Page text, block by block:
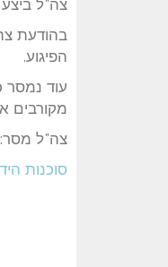
צה"ל
בהודעת
הפיגוע.
עוד נמסר
מקורבים
צה"ל
סוכנות